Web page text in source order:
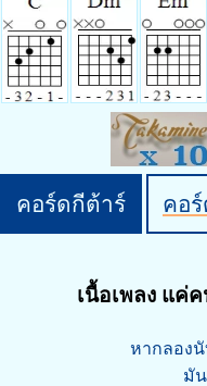
คอร์ดกีต้าร์ คอร์
เนื้อเพลง แค่
หากลอง
มั